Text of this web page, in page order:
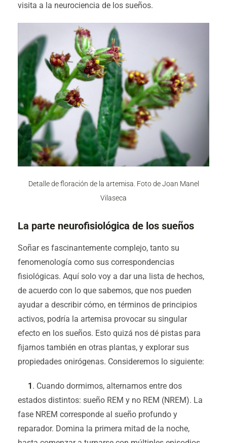
visita a la neurociencia de los sueños.
Detalle de floración de la artemisa. Foto de Joan Manel
Vilaseca
La parte neurofisiológica de los sueños
Soñar es fascinantemente complejo, tanto su
fenomenología como sus correspondencias
fisiológicas. Aquí solo voy a dar una lista de hechos,
de acuerdo con lo que sabemos, que nos pueden
ayudar a describir cómo, en términos de principios
activos, podría la artemisa provocar su singular
efecto en los sueños. Esto quizá nos dé pistas para
fijarnos también en otras plantas, y explorar sus
propiedades onirógenas. Consideremos lo siguiente:
1 . Cuando dormimos, alternamos entre dos
estados distintos: sueño REM y no REM (NREM). La
fase NREM corresponde al sueño profundo y
reparador. Domina la primera mitad de la noche,